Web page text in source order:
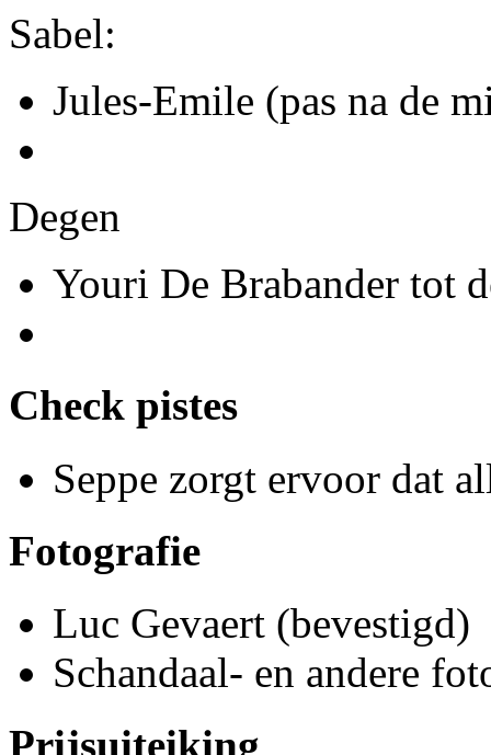
Sabel:
Jules-Emile (pas na de
Degen
Youri De Brabander tot
Check pistes
Seppe zorgt ervoor dat
Fotografie
Luc Gevaert (bevestigd)
Schandaal- en andere
Prijsuiteiking